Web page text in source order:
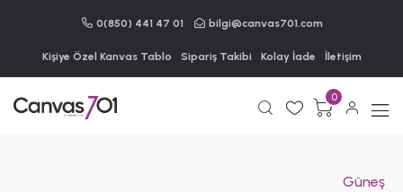
0(850) 441 47 01 bilgi@canvas701.com
Kişiye Özel Kanvas Tablo Sipariş Takibi Kolay İade İletişim
0
Güneş